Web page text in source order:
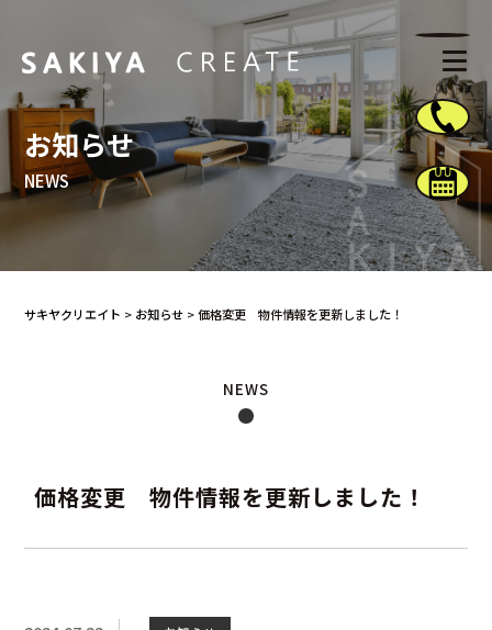
お知らせ
NEWS
サキヤクリエイト > お知らせ >価格変更 物件情報を更新しました！
価格変更 物件情報を更新しました！
NEWS